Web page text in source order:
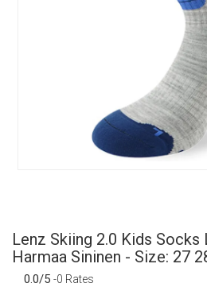
Lenz Skiing 2.0 Kids Socks
Harmaa Sininen - Size: 27
0.0/5 -0 Rates